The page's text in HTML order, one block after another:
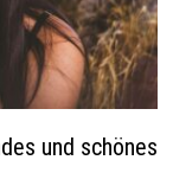
und schönes